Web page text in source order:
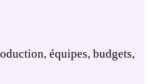
équipes, budgets,